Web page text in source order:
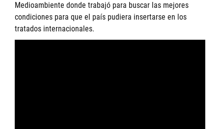
Medioambiente donde trabajó para buscar las mejores
condiciones para que el país pudiera insertarse en los
tratados internacionales.